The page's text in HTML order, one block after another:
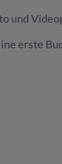
und
erste